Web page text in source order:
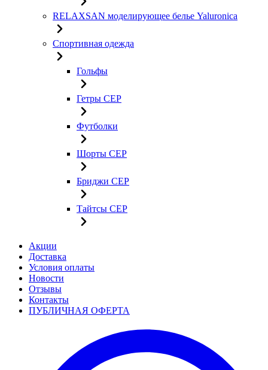
RELAXSAN моделирующее белье Yaluroniсa
Спортивная одежда
Гольфы
Гетры CEP
Футболки
Шорты CEP
Бриджи CEP
Тайтсы CEP
Акции
Доставка
Условия оплаты
Новости
Отзывы
Контакты
ПУБЛИЧНАЯ ОФЕРТА